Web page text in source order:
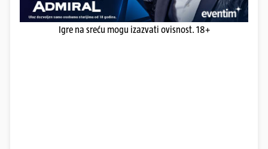
Igre na sreću mogu izazvati ovisnost. 18+